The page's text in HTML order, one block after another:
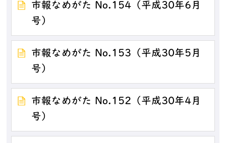
市報なめがた No.154（平成30年6月
号）
市報なめがた No.153（平成30年5月
号）
市報なめがた No.152（平成30年4月
号）